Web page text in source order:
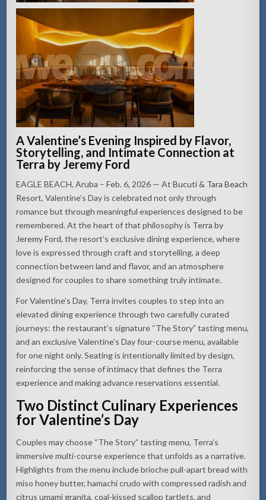
A Valentine’s Evening Inspired by Flavor,
Storytelling, and Intimate Connection at
Terra by Jeremy Ford
EAGLE BEACH, Aruba – Feb. 6, 2026 — AtBucuti & Tara Beach
Resort, Valentine’s Day is celebrated not only through
romance but through meaningful experiences designed to be
remembered. At the heart of that philosophy is Terra by
Jeremy Ford, the resort’s exclusive dining experience, where
love is expressed through craft and storytelling, a deep
connection between land and flavor, and an atmosphere
designed for couples to share something truly intimate.
For Valentine’s Day, Terra invites couples to step into an
elevated dining experience through two carefully curated
journeys: the restaurant’s signature “The Story” tasting menu,
and an exclusive Valentine’s Day four-course menu, available
for one night only. Seating is intentionally limited by design,
reinforcing the sense of intimacy that defines the Terra
experience and making advance reservations essential.
Two Distinct Culinary Experiences
for Valentine’s Day
Couples may choose “The Story” tasting menu, Terra’s
immersive multi-course experience that unfolds as a narrative.
Highlights from the menu include brioche pull-apart bread with
miso honey butter, hamachi crudo with compressed radish and
citrus umami granita, coal-kissed scallop tartlets, and